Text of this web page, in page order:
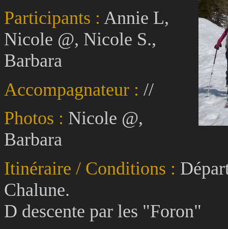
Participants : Annie L,
Nicole @, Nicole S.,
Barbara
Accompagnateur : //
Photos : Nicole @,
Barbara
Itinéraire / Conditions :
Chalune.
D descente par les "Foron"